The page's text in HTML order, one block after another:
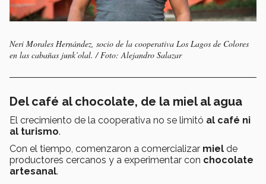
Neri Morales Hernández, socio de la cooperativa Los Lagos de Colores
en las cabañas junk’olal. / Foto: Alejandro Salazar
Del café al chocolate, de la miel al agua
El crecimiento de la cooperativa no se limitó al café ni
al turismo.
Con el tiempo, comenzaron a comercializar miel de
productores cercanos y a experimentar con chocolate
artesanal.